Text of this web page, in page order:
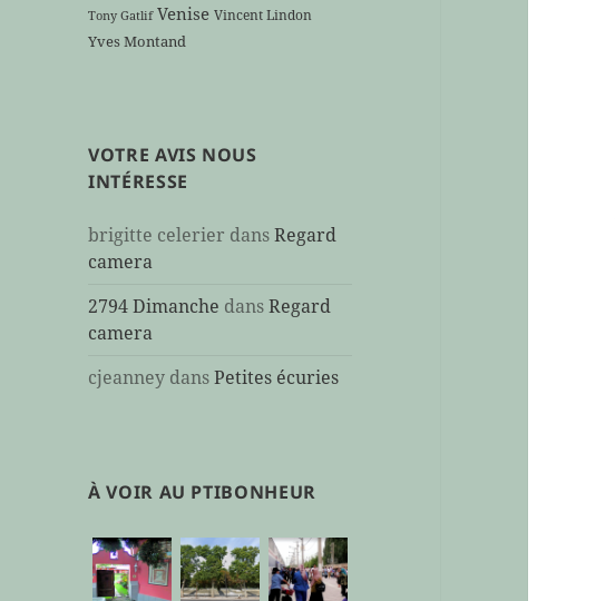
Tony Gatlif Venise Vincent Lindon
Yves Montand
VOTRE AVIS NOUS
INTÉRESSE
brigitte celerier dansRegard
camera
2794 Dimanche dansRegard
camera
cjeanney dansPetites écuries
À VOIR AU PTIBONHEUR